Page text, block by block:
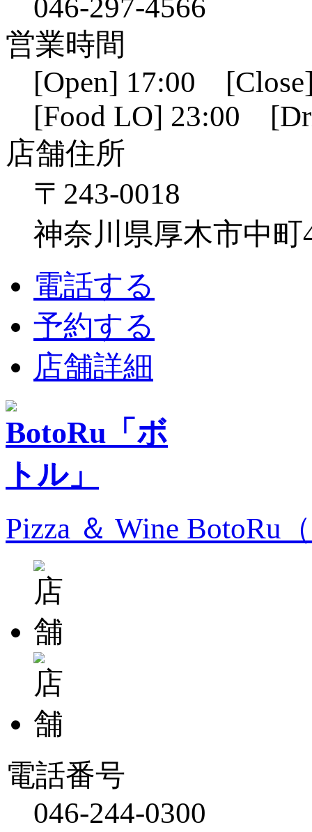
046-297-4566
営業時間
[Open] 17:00
[Food LO] 23:00
店舗住所
〒243-0018
神奈川県厚木市中町
電話する
予約する
店舗詳細
Pizza ＆ Wine BotoRu
電話番号
046-244-0300